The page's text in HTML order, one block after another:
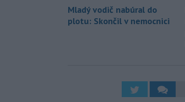
Mladý vodič nabúral do
plotu: Skončil v nemocnici